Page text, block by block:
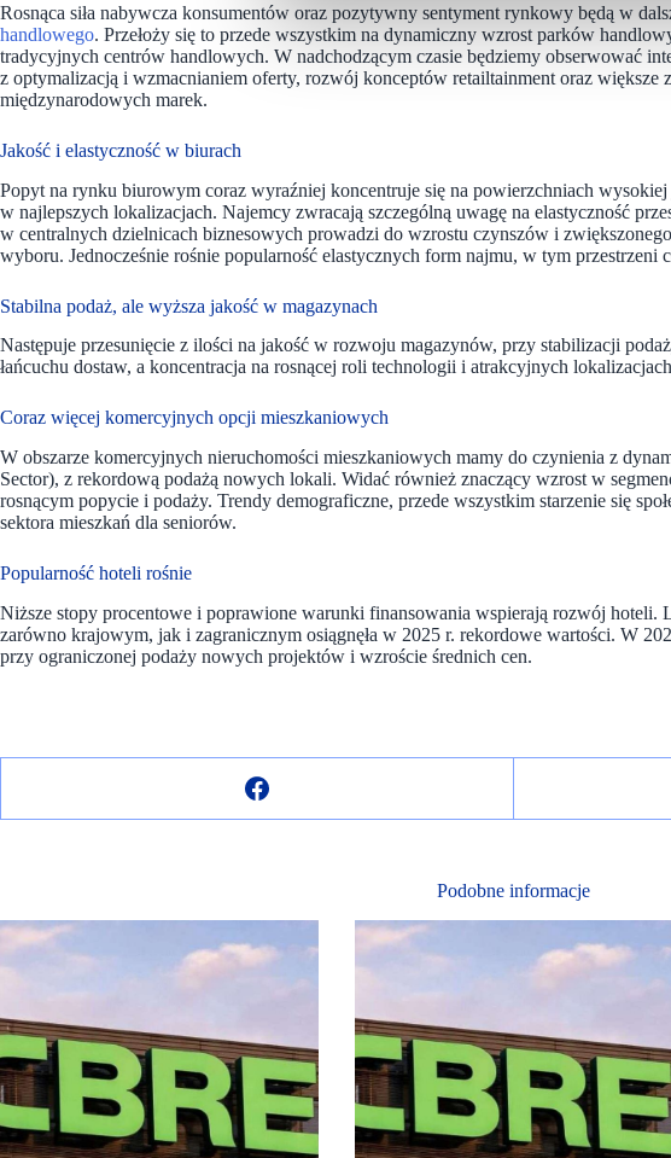
Rosnąca siła nabywcza konsumentów oraz pozytywny sentyment rynkowy będą w
handlowego. Przełoży się to przede wszystkim na dynamiczny wzrost parków
tradycyjnych centrów handlowych. W nadchodzącym czasie będziemy obserwować
z optymalizacją i wzmacnianiem oferty, rozwój konceptów retailtainment oraz większe
międzynarodowych marek.
Jakość i elastyczność w biurach
Popyt na rynku biurowym coraz wyraźniej koncentruje się na powierzchniach wysokiej
w najlepszych lokalizacjach. Najemcy zwracają szczególną uwagę na elastyczność
w centralnych dzielnicach biznesowych prowadzi do wzrostu czynszów i
wyboru. Jednocześnie rośnie popularność elastycznych form najmu, w tym przestrzeni
Stabilna podaż, ale wyższa jakość w magazynach
Następuje przesunięcie z ilości na jakość w rozwoju magazynów, przy stabilizacji
łańcuchu dostaw, a koncentracja na rosnącej roli technologii i atrakcyjnych
Coraz więcej komercyjnych opcji mieszkaniowych
W obszarze komercyjnych nieruchomości mieszkaniowych mamy do czynienia z
Sector), z rekordową podażą nowych lokali. Widać również znaczący wzrost w
rosnącym popycie i podaży. Trendy demograficzne, przede wszystkim starzenie się
sektora mieszkań dla seniorów.
Popularność hoteli rośnie
Niższe stopy procentowe i poprawione warunki finansowania wspierają rozwój hoteli.
zarówno krajowym, jak i zagranicznym osiągnęła w 2025 r. rekordowe wartości. W
przy ograniczonej podaży nowych projektów i wzroście średnich cen.
Podobne informacje